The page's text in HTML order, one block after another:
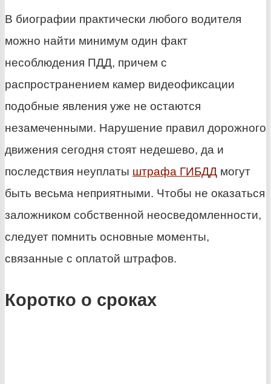
В биографии практически любого водителя
можно найти минимум один факт
несоблюдения ПДД, причем с
распространением камер видеофиксации
подобные явления уже не остаются
незамеченными. Нарушение правил дорожного
движения сегодня стоят недешево, да и
последствия неуплаты штрафа ГИБДД могут
быть весьма неприятными. Чтобы не оказаться
заложником собственной неосведомленности,
следует помнить основные моменты,
связанные с оплатой штрафов.
Коротко о сроках